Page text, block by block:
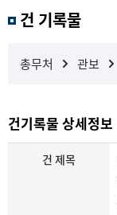
과 건 기록물
총무처 관보
건기록물 상세정보
건 제목